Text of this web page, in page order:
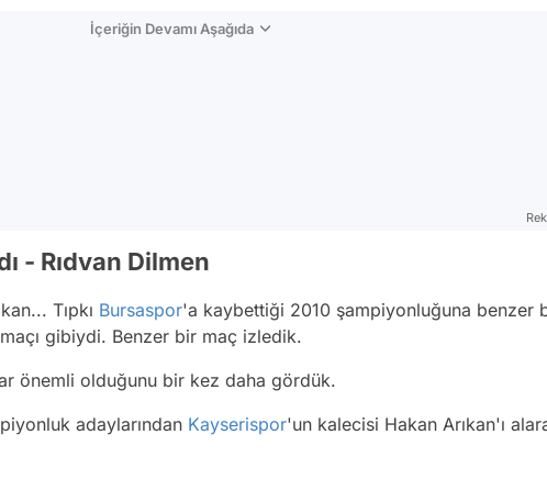
İçeriğin Devamı Aşağıda
- Rıdvan Dilmen
Tıpkı Bursaspor'a kaybettiği 2010 şampiyonluğuna benzer
gibiydi. Benzer bir maç izledik.
önemli olduğunu bir kez daha gördük.
adaylarından Kayserispor'un kalecisi Hakan Arıkan'ı